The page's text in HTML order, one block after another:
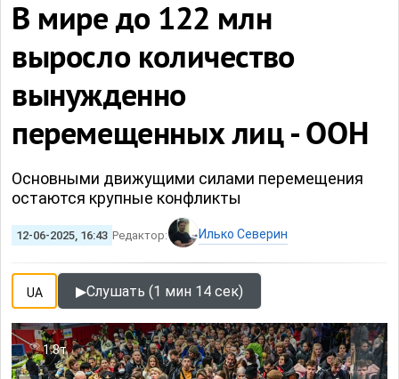
В мире до 122 млн
выросло количество
вынужденно
перемещенных лиц - ООН
Основными движущими силами перемещения
остаются крупные конфликты
12-06-2025, 16:43 Редактор: Илько Северин
UA ▶Слушать (1 мин 14 сек)
1.8т